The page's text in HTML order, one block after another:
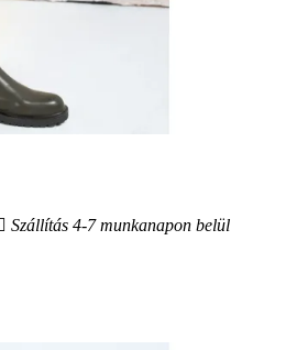
Szállítás 4-7 munkanapon belül